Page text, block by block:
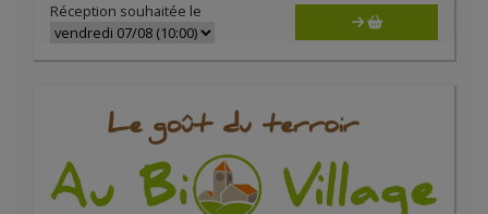
Réception souhaitée le